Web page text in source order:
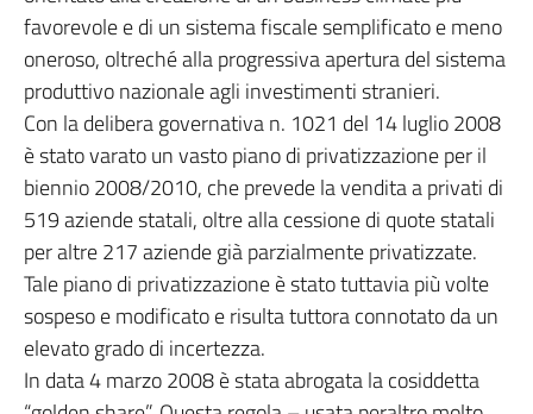
favorevole e di un sistema fiscale semplificato e meno
oneroso, oltreché alla progressiva apertura del sistema
produttivo nazionale agli investimenti stranieri.
Con la delibera governativa n. 1021 del 14 luglio 2008
è stato varato un vasto piano di privatizzazione per il
biennio 2008/2010, che prevede la vendita a privati di
519 aziende statali, oltre alla cessione di quote statali
per altre 217 aziende già parzialmente privatizzate.
Tale piano di privatizzazione è stato tuttavia più volte
sospeso e modificato e risulta tuttora connotato da un
elevato grado di incertezza.
In data 4 marzo 2008 è stata abrogata la cosiddetta